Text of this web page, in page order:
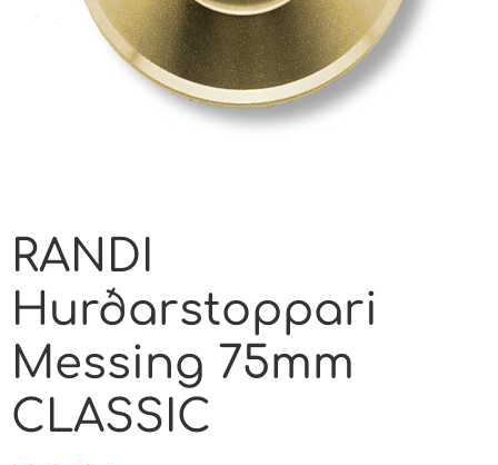
RANDI
Hurðarstoppari
Messing 75mm
CLASSIC